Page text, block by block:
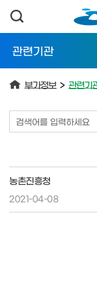
관련기관
부가정보 > 관련기
검색어를 입력하세요
농촌진흥청
2021-04-08